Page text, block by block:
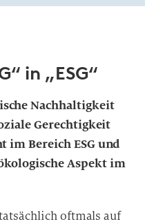
in „ESG“
Nachhaltigkeit
Gerechtigkeit
im Bereich ESG und
Aspekt im
oftmals auf